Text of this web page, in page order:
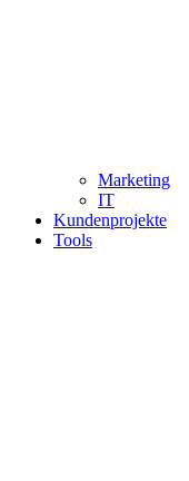
Marketing
IT
Kundenprojekte
Tools